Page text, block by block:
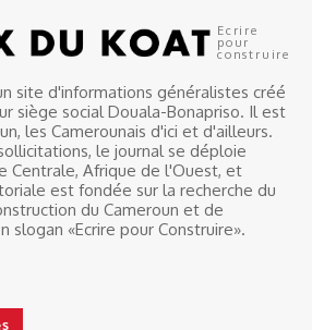
Ecrire
pour
construire
site d'informations généralistes créé
siège social Douala-Bonapriso. Il est
les Camerounais d'ici et d'ailleurs.
le journal se déploie
Centrale, Afrique de l'Ouest, et
est fondée sur la recherche du
du Cameroun et de
slogan «Ecrire pour Construire».